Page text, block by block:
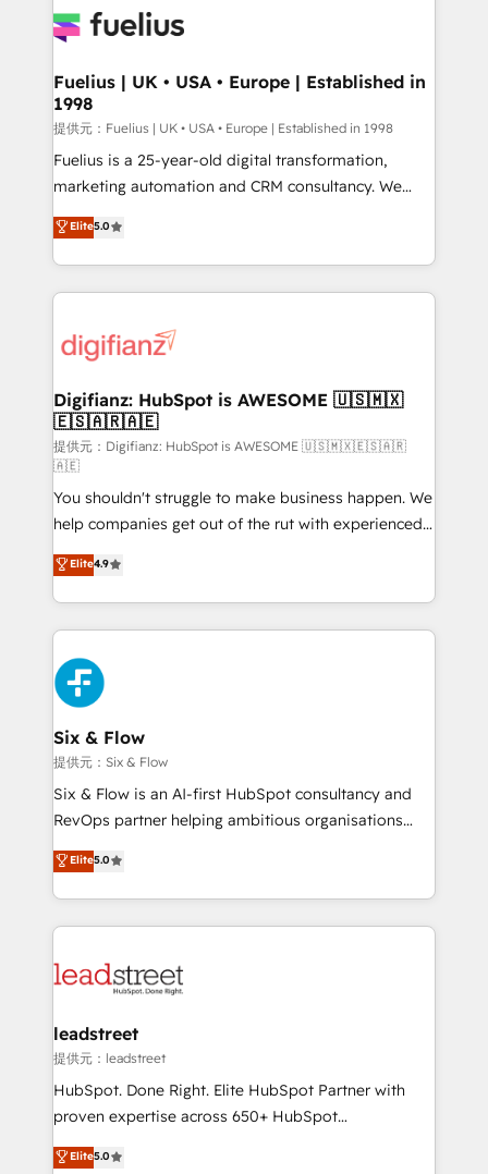
Innovation HubSpot Impact Award - Platform
Migration Excellence HubSpot Impact Award -
professionals.
custom API integrations with ERP (and other
operations A little about us: • Boutique 'Elite' team of
12 • 150+ clients across Sales Hub, Marketing Hub,
Service Hub, Data Hub and CMS • ISO/IEC
27001:2022, ISO 9001:2015, and ISO 42001:2023
certified - the AI management standard • GuardHub:
Ready for the next step? Click the 👈 '𝗖𝗼𝗻𝘁𝗮𝗰𝘁
𝗯𝘂𝘀𝗶𝗻𝗲𝘀𝘀' button to get in touch (𝘸𝘦'𝘳𝘦 𝘴𝘶𝘱𝘦𝘳
Fuelius | UK • USA • Europe | Established in
1998
提供元：Fuelius | UK • USA • Europe | Established in 1998
Fuelius is a 25-year-old digital transformation,
marketing automation and CRM consultancy. We
enable mid-market and enterprise clients to
maximise their return from digital and fuel their
growth. We modernise platforms, streamline
operations that are causing inefficiencies, improve
supercharge revenue operations Key services: • CRM
Transformation / Web Development • RevOps &
Sales Consulting • Marketing Automation What
makes us different? 🚀 Top 0.5% of global HubSpot
agencies ⚙️ The strongest technical ability and
integration capabilities 💼 Consultative, long-term
partners who will embed ourselves into your
business, processes and systems 🏢 We specialise in
working with mid-market and enterprise
organisations, global organisations and those with
complex use cases 🏆 CRM Implementation,
Platform Enablement, Custom Integration and
Onboarding Accredited 🔐 ISO27001 & ISO9001
Certified
Elite5.0
Digifianz: HubSpot is AWESOME 🇺🇸🇲🇽
🇪🇸🇦🇷🇦🇪
提供元：Digifianz: HubSpot is AWESOME 🇺🇸🇲🇽🇪🇸🇦🇷
🇦🇪
You shouldn't struggle to make business happen. We
help companies get out of the rut with experienced,
process-oriented teams implementing HubSpot
Marketing, Sales, Service, CMS and Operations Hub,
so selling and actually engaging with your customers
feels easy and pain-free. We are a top ranked
HubSpot Elite Partner, winner of Rookie of the Year
and Customer First Awards, 4.9/5 rating in HubSpot
Reviews and 4.9/5 rating in Clutch Reviews. Digifianz
helps the following industries: logistics & 3PL, home
improvement & construction, branding and
commercialization, real estate, health, education,
SaaS, Software Dev & IT and consulting, make the
the United States, EU, UAE, Mexico and Latin
America. From casual user to super fan: make
Elite4.9
Six & Flow
提供元：Six & Flow
Six & Flow is an AI-first HubSpot consultancy and
RevOps partner helping ambitious organisations
grow with clarity, confidence, and intelligence.
Operating across the UK, Netherlands, Ireland, and
Canada, we’ve delivered thousands of successful
HubSpot projects for mid-market and enterprise
combine HubSpot, data, and AI to design connected
and technology for predictable, scalable revenue
growth. Our expertise spans RevOps, CRM and data
architecture, AI enablement, and strategic marketing,
delivered through our proprietary FLAIR framework
Partner and ISO 27001:2022 certified consultancy,
Elite5.0
leadstreet
提供元：leadstreet
HubSpot. Done Right. Elite HubSpot Partner with
proven expertise across 650+ HubSpot
implementations. With 12+ years of HubSpot
experience, we help you use the HubSpot platform
Elite5.0